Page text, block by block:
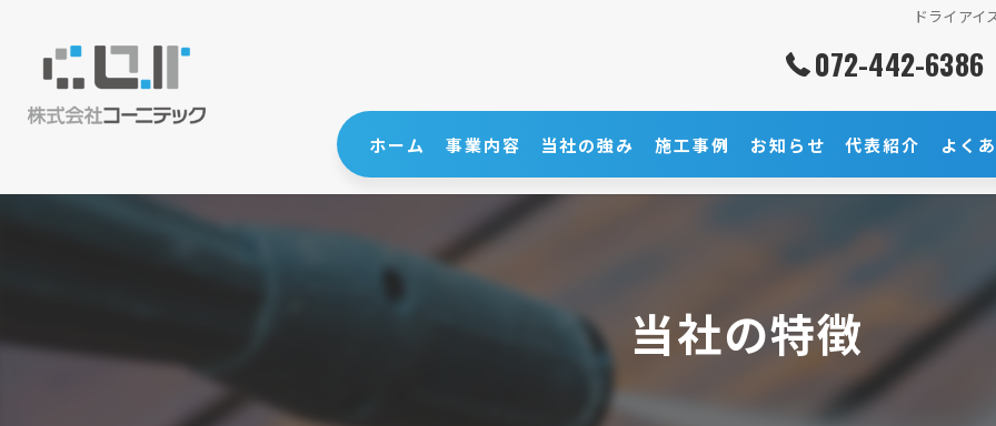
ドライアイ
072-442-6386
ホーム 事業内容 当社の強み 施工事例 お知らせ 代表紹介 よく
当社の特徴